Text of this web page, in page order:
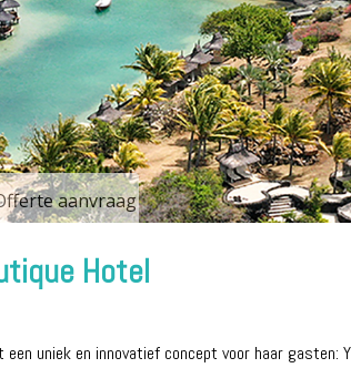
aanvraag
Hotel
een uniek en innovatief concept voor haar gasten: